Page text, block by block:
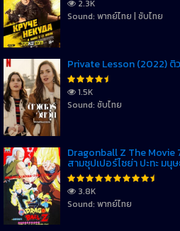
2.3K
Sound: พากย์ไทย | ซับไทย
Private Lesson (2022) ติ
1.5K
Sound: ซับไทย
Dragonball Z The Movie
สามซุปเปอร์ไซย่า ปะทะ ม
3.8K
Sound: พากย์ไทย